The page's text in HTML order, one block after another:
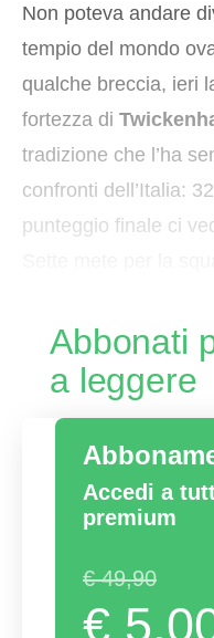
Non poteva andare
tempio del mondo
qualche breccia, ieri
fortezza di
tradizione che l’ha
confronti dell’Italia:
punteggio finale ci
Abbonati
a leggere
Accedi a
premium
€ 49,90
€